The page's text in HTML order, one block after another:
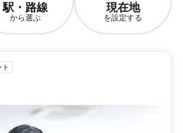
駅・路線
から選ぶ
現在地
を設定する